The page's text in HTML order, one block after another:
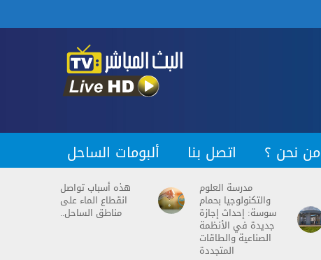
من نحن ؟ اتصل بنا ألبومات الساحل
مدرسة العلوم
والتكنولوجيا بحمام
سوسة: إحداث إجازة
جديدة في الأنظمة
الصناعية والطاقات
المتجددة
هذه أسباب تواصل
انقطاع الماء على
مناطق الساحل..